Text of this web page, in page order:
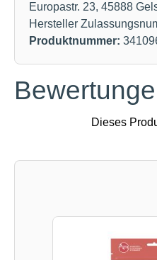
Europastr. 23, 45888
Hersteller
Produktnummer:
Produktgalerie